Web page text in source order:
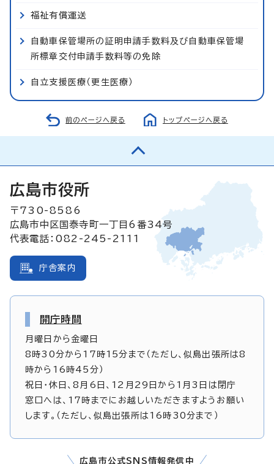
福祉有償運送
自動車保管場所の証明申請手数料及び自動車保管場
所標章交付申請手数料等の免除
自立支援医療（更生医療）
前のページへ戻る トップページへ戻る
広島市役所
〒730-8586
広島市中区国泰寺町一丁目6番34号
代表電話：082-245-2111
庁舎案内
開庁時間
月曜日から金曜日
8時30分から17時15分まで（ただし、似島出張所は8
時から16時45分）
祝日・休日、8月6日、12月29日から1月3日は閉庁
窓口へは、17時までにお越しいただきますようお願い
します。（ただし、似島出張所は16時30分まで）
広島市公式SNS情報発信中